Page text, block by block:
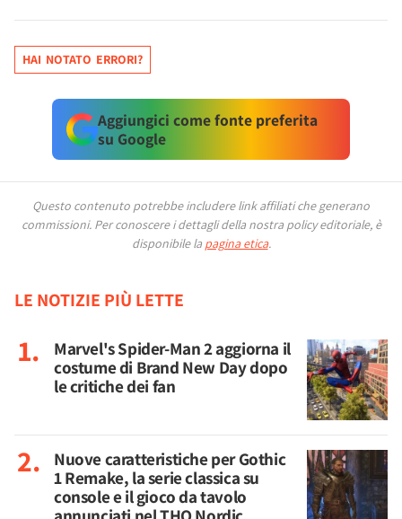
HAI NOTATO ERRORI?
Aggiungici come fonte preferita
su Google
Questo contenuto potrebbe includere link affiliati che generano
commissioni. Per conoscere i dettagli della nostra policy editoriale, è
disponibile la pagina etica.
LE NOTIZIE PIÙ LETTE
Marvel's Spider-Man 2 aggiorna il
costume di Brand New Day dopo
le critiche dei fan
Nuove caratteristiche per Gothic
1 Remake, la serie classica su
console e il gioco da tavolo